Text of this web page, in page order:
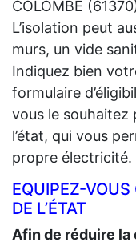
COLOMBE
L’isolation peut
murs, un vide
Indiquez bien
formulaire
vous le souhaitez
l’état, qui vous
propre électricité.
EQUIPEZ-
DE L’ÉTAT
Afin de réduire